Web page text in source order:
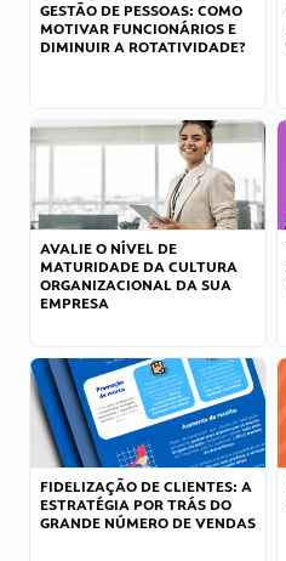
GESTÃO DE PESSOAS: COMO
MOTIVAR FUNCIONÁRIOS E
DIMINUIR A ROTATIVIDADE?
AVALIE O NÍVEL DE
MATURIDADE DA CULTURA
ORGANIZACIONAL DA SUA
EMPRESA
FIDELIZAÇÃO DE CLIENTES: A
ESTRATÉGIA POR TRÁS DO
GRANDE NÚMERO DE VENDAS